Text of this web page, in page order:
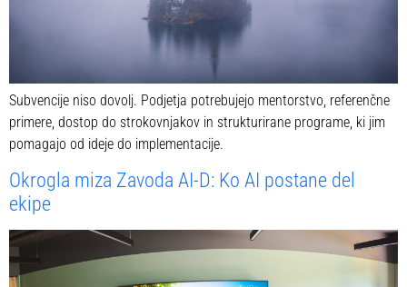
Subvencije niso dovolj. Podjetja potrebujejo mentorstvo, referenčne
primere, dostop do strokovnjakov in strukturirane programe, ki jim
pomagajo od ideje do implementacije.
Okrogla miza Zavoda AI-D: Ko AI postane del
ekipe